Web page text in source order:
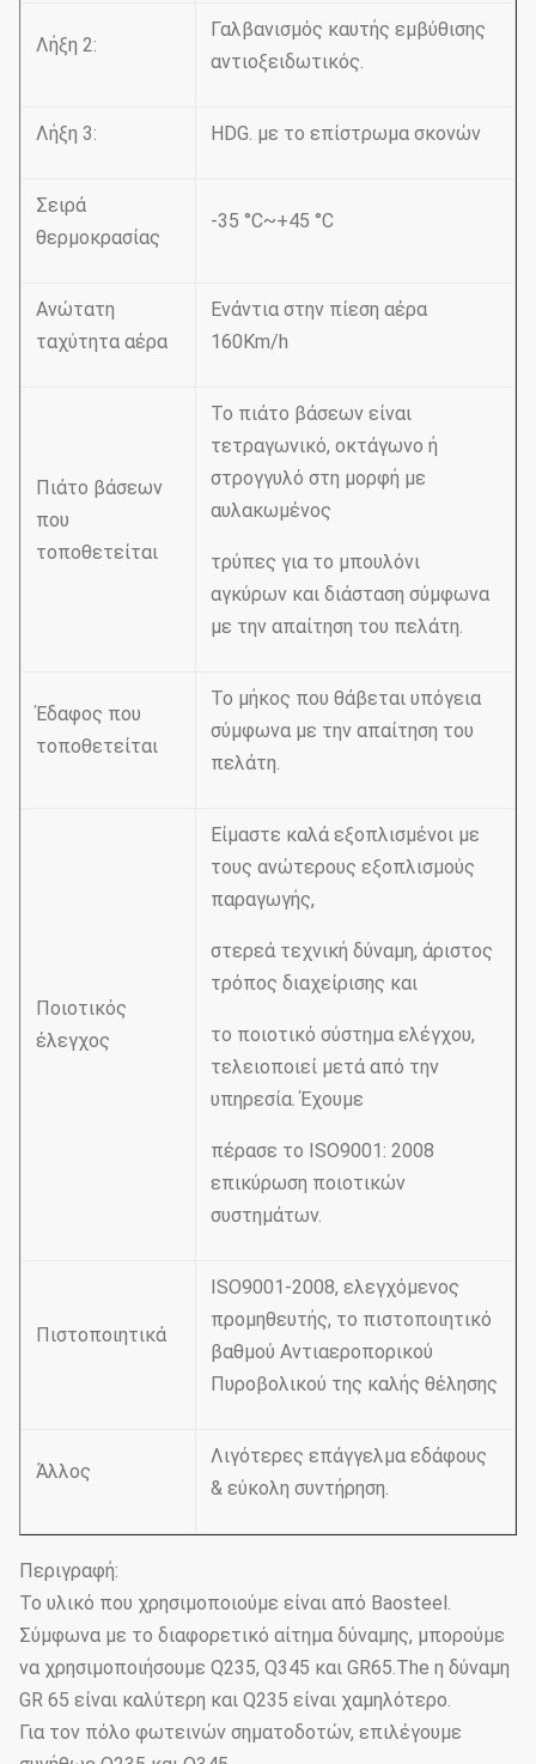
Λήξη 2:
Γαλβανισμός καυτής εμβύθισης
αντιοξειδωτικός.
Λήξη 3: HDG. με το επίστρωμα σκονών
Σειρά
θερμοκρασίας
-35 °C~+45 °C
Ανώτατη
ταχύτητα αέρα
Ενάντια στην πίεση αέρα
160Km/h
Πιάτο βάσεων
που
τοποθετείται
Το πιάτο βάσεων είναι
τετραγωνικό, οκτάγωνο ή
στρογγυλό στη μορφή με
αυλακωμένος
τρύπες για το μπουλόνι
αγκύρων και διάσταση σύμφωνα
με την απαίτηση του πελάτη.
Έδαφος που
τοποθετείται
Το μήκος που θάβεται υπόγεια
σύμφωνα με την απαίτηση του
πελάτη.
Ποιοτικός
έλεγχος
Είμαστε καλά εξοπλισμένοι με
τους ανώτερους εξοπλισμούς
παραγωγής,
στερεά τεχνική δύναμη, άριστος
τρόπος διαχείρισης και
το ποιοτικό σύστημα ελέγχου,
τελειοποιεί μετά από την
υπηρεσία. Έχουμε
πέρασε το ISO9001: 2008
επικύρωση ποιοτικών
συστημάτων.
Πιστοποιητικά
ISO9001-2008, ελεγχόμενος
προμηθευτής, το πιστοποιητικό
βαθμού Αντιαεροπορικού
Πυροβολικού της καλής θέλησης
Άλλος
Λιγότερες επάγγελμα εδάφους
& εύκολη συντήρηση.
Περιγραφή:
Το υλικό που χρησιμοποιούμε είναι από Baosteel.
Σύμφωνα με το διαφορετικό αίτημα δύναμης, μπορούμε
να χρησιμοποιήσουμε Q235, Q345 και GR65.The η δύναμη
GR 65 είναι καλύτερη και Q235 είναι χαμηλότερο.
Για τον πόλο φωτεινών σηματοδοτών, επιλέγουμε